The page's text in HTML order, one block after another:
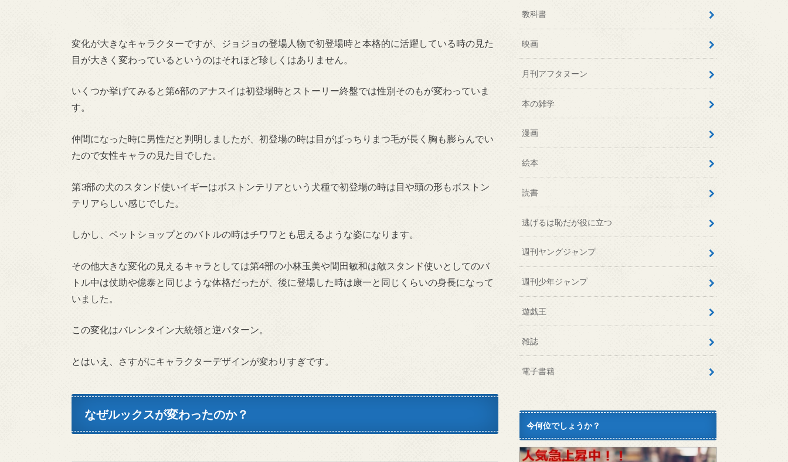
変化が大きなキャラクターですが、ジョジョの登場人物で初登場時と本格的に活躍している時の見た
目が大きく変わっているというのはそれほど珍しくはありません。
いくつか挙げてみると第6部のアナスイは初登場時とストーリー終盤では性別そのもが変わっていま
す。
仲間になった時に男性だと判明しましたが、初登場の時は目がぱっちりまつ毛が長く胸も膨らんでい
たので女性キャラの見た目でした。
第3部の犬のスタンド使いイギーはボストンテリアという犬種で初登場の時は目や頭の形もボストン
テリアらしい感じでした。
しかし、ペットショップとのバトルの時はチワワとも思えるような姿になります。
その他大きな変化の見えるキャラとしては第4部の小林玉美や間田敏和は敵スタンド使いとしてのバ
トル中は仗助や億泰と同じような体格だったが、後に登場した時は康一と同じくらいの身長になって
いました。
この変化はバレンタイン大統領と逆パターン。
とはいえ、さすがにキャラクターデザインが変わりすぎです。
なぜルックスが変わったのか？
教科書
映画
月刊アフタヌーン
本の雑学
漫画
絵本
読書
逃げるは恥だが役に立つ
週刊ヤングジャンプ
週刊少年ジャンプ
遊戯王
雑誌
電子書籍
今何位でしょうか？